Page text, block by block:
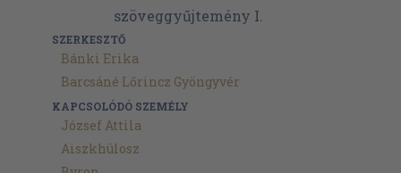
SZERKESZTŐ
Bánki Erika
Barcsáné Lőrincz Gyöngyvér
KAPCSOLÓDÓ SZEMÉLY
József Attila
Aiszkhülosz